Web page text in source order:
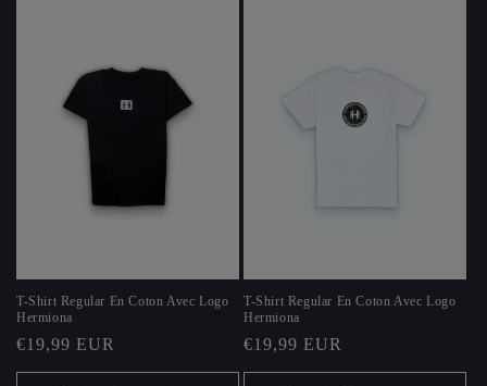
T-Shirt Regular En Coton Avec Logo
Hermiona
Prix
habituel
€19,99 EUR
T-Shirt Regular En Coton Avec Logo
Hermiona
Prix
habituel
€19,99 EUR